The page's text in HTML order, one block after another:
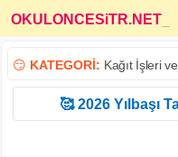
OKULONCESiTR.NET
😏 KATEGORİ: Kağıt İşleri
🥰 2026 Yılbaşı